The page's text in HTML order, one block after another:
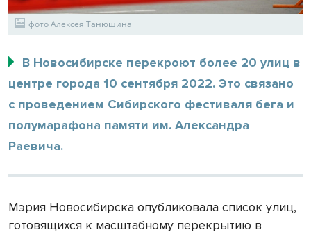
фото Алексея Танюшина
В Новосибирске перекроют более 20 улиц в
центре города 10 сентября 2022. Это связано
с проведением Сибирского фестиваля бега и
полумарафона памяти им. Александра
Раевича.
Мэрия Новосибирска опубликовала список улиц,
готовящихся к масштабному перекрытию в